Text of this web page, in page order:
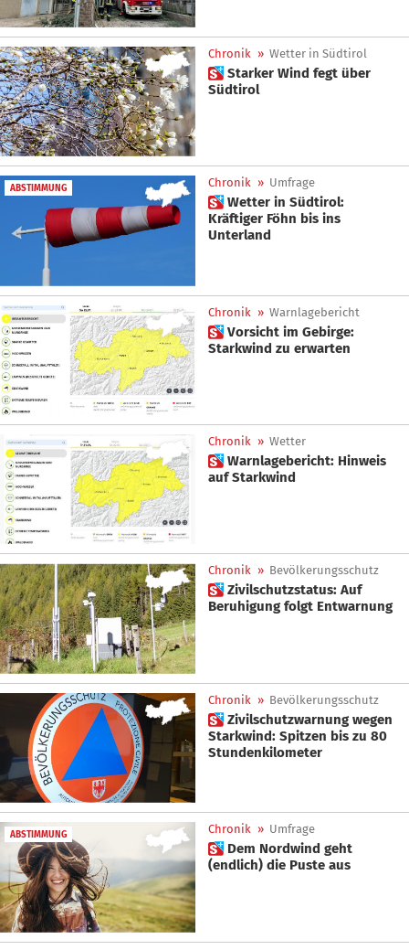
Chronik » Wetter in Südtirol
 Starker Wind fegt über
Südtirol
ABSTIMMUNG Chronik » Umfrage
 Wetter in Südtirol:
Kräftiger Föhn bis ins
Unterland
Chronik » Warnlagebericht
 Vorsicht im Gebirge:
Starkwind zu erwarten
Chronik » Wetter
 Warnlagebericht: Hinweis
auf Starkwind
Chronik » Bevölkerungsschutz
 Zivilschutzstatus: Auf
Beruhigung folgt Entwarnung
Chronik » Bevölkerungsschutz
 Zivilschutzwarnung wegen
Starkwind: Spitzen bis zu 80
Stundenkilometer
ABSTIMMUNG Chronik » Umfrage
 Dem Nordwind geht
(endlich) die Puste aus